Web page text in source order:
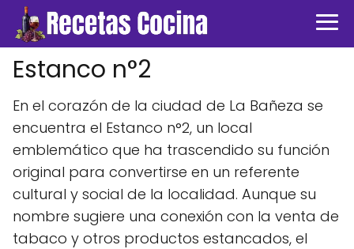
Estanco n°2
En el corazón de la ciudad de La Bañeza se
encuentra el Estanco n°2, un local
emblemático que ha trascendido su función
original para convertirse en un referente
cultural y social de la localidad. Aunque su
nombre sugiere una conexión con la venta de
tabaco y otros productos estancados, el